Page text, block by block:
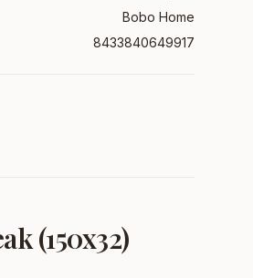
Bobo Home
8433840649917
(150x32)